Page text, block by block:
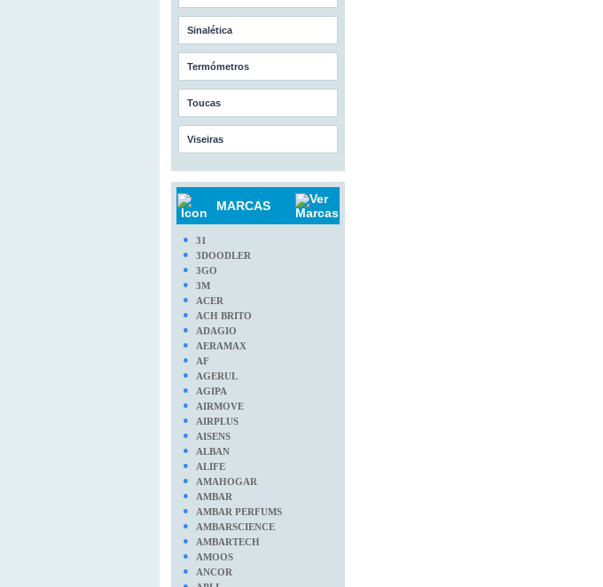
Sinalética
Termómetros
Toucas
Viseiras
MARCAS
●
31
●
3DOODLER
●
3GO
●
3M
●
ACER
●
ACH BRITO
●
ADAGIO
●
AERAMAX
●
AF
●
AGERUL
●
AGIPA
●
AIRMOVE
●
AIRPLUS
●
AISENS
●
ALBAN
●
ALIFE
●
AMAHOGAR
●
AMBAR
●
AMBAR PERFUMS
●
AMBARSCIENCE
●
AMBARTECH
●
AMOOS
●
ANCOR